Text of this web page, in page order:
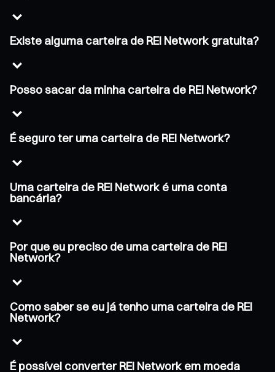
Existe alguma carteira de REI Network gratuita?
Posso sacar da minha carteira de REI Network?
É seguro ter uma carteira de REI Network?
Uma carteira de REI Network é uma conta
bancária?
Por que eu preciso de uma carteira de REI
Network?
Como saber se eu já tenho uma carteira de REI
Network?
É possível converter REI Network em moeda